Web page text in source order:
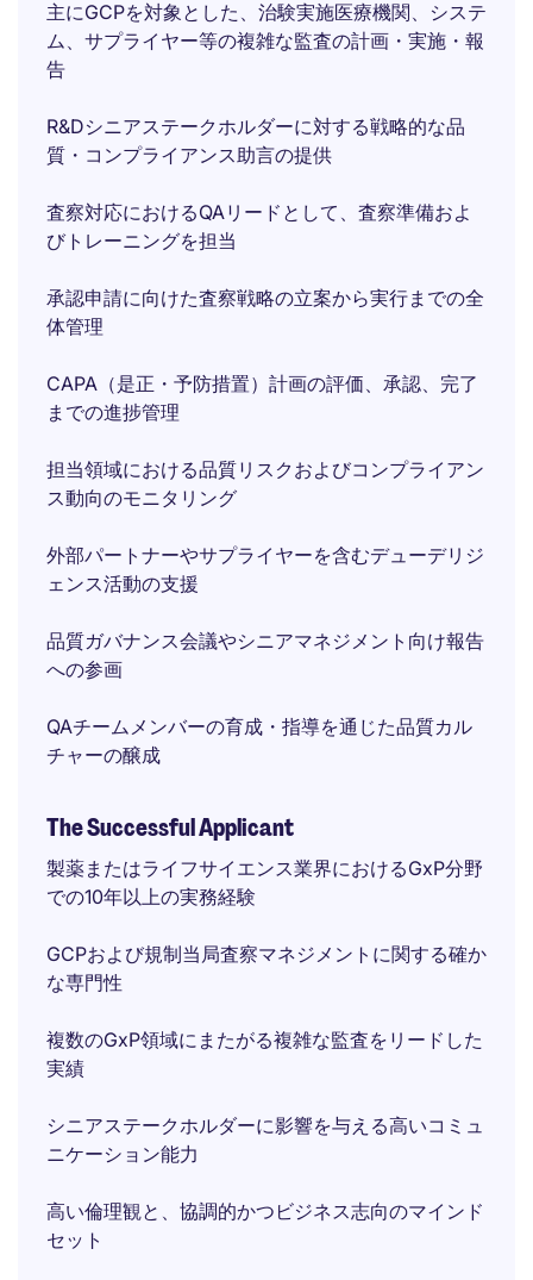
主にGCPを対象とした、治験実施医療機関、システ
ム、サプライヤー等の複雑な監査の計画・実施・報
告
R&Dシニアステークホルダーに対する戦略的な品
質・コンプライアンス助言の提供
査察対応におけるQAリードとして、査察準備およ
びトレーニングを担当
承認申請に向けた査察戦略の立案から実行までの全
体管理
CAPA（是正・予防措置）計画の評価、承認、完了
までの進捗管理
担当領域における品質リスクおよびコンプライアン
ス動向のモニタリング
外部パートナーやサプライヤーを含むデューデリジ
ェンス活動の支援
品質ガバナンス会議やシニアマネジメント向け報告
への参画
QAチームメンバーの育成・指導を通じた品質カル
チャーの醸成
The Successful Applicant
製薬またはライフサイエンス業界におけるGxP分野
での10年以上の実務経験
GCPおよび規制当局査察マネジメントに関する確か
な専門性
複数のGxP領域にまたがる複雑な監査をリードした
実績
シニアステークホルダーに影響を与える高いコミュ
ニケーション能力
高い倫理観と、協調的かつビジネス志向のマインド
セット